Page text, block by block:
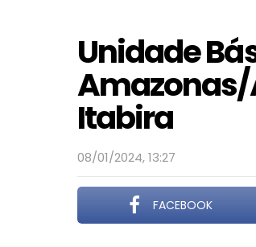
Unidade
Itabira
08/01/2024, 13:27
FACEBOOK